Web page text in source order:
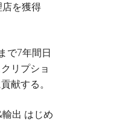
店を獲得
で7年間日
リプショ
献する。
出 はじめ